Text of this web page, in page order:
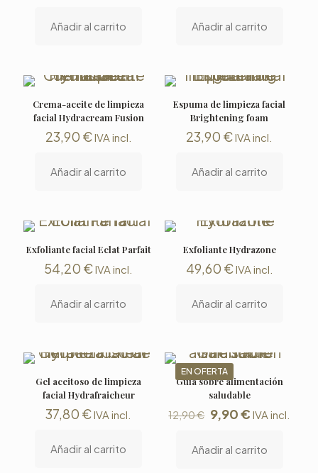
Añadir al carrito Añadir al carrito
Crema-aceite de limpieza
facial Hydracream Fusion
23,90 €IVA incl.
Añadir al carrito
Espuma de limpieza facial
Brightening foam
23,90 €IVA incl.
Añadir al carrito
Exfoliante facial Eclat Parfait
54,20 €IVA incl.
Añadir al carrito
Exfoliante Hydrazone
49,60 €IVA incl.
Añadir al carrito
Gel aceitoso de limpieza
facial Hydrafraicheur
37,80 €IVA incl.
Añadir al carrito
EN OFERTA
Guía sobre alimentación
saludable
12,90€ El
original
9,90€El
actual
IVA incl.
Añadir al carrito